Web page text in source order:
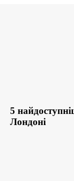
5
Лондоні